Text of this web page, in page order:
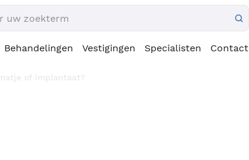
Behandelingen Vestigingen Specialisten Contact
of implantaat?